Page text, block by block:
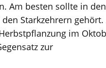
Am besten sollte in
Starkzehrern gehört.
im
zur